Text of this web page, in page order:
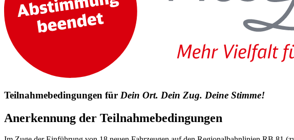
Teilnahmebedingungen für Dein Ort. Dein Zug. Deine Stimme!
Anerkennung der Teilnahmebedingungen